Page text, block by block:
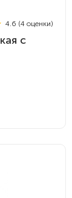
4.6 (4 оценки)
с